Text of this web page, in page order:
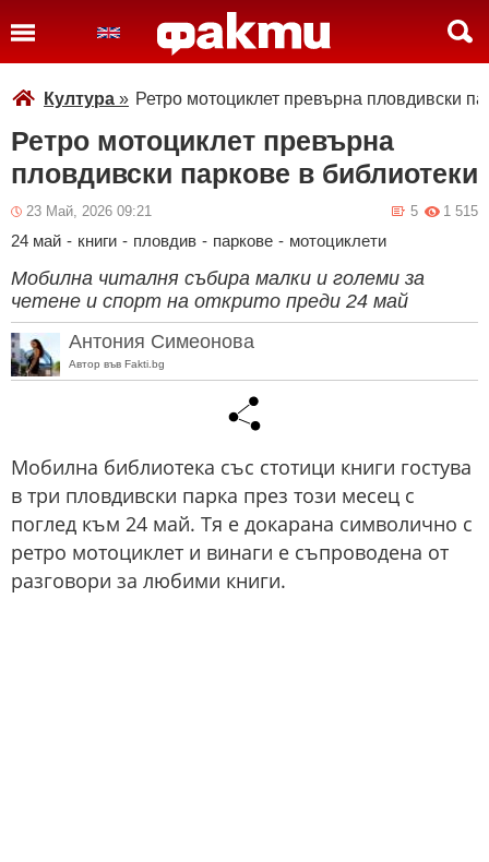
Култура » Ретро мотоциклет превърна пловдивски
Ретро мотоциклет превърна
пловдивски паркове в библиотеки
23 Май, 2026 09:21 1 515
5
24 май - книги - пловдив - паркове - мотоциклети
Мобилна читалня събира малки и големи за
четене и спорт на открито преди 24 май
Антония Симеонова
Автор във Fakti.bg
Мобилна библиотека със стотици книги гостува
в три пловдивски парка през този месец с
поглед към 24 май. Тя е докарана символично с
ретро мотоциклет и винаги е съпроводена от
разговори за любими книги.